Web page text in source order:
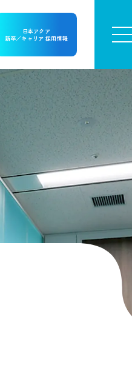
日本アクア
新卒／キャリア 採用情報